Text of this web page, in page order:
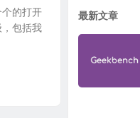
的打开
包括我
最新文章